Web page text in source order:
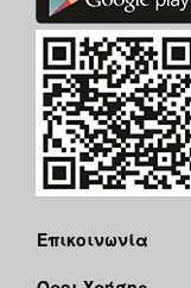
Επικοινωνία